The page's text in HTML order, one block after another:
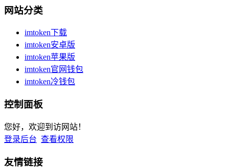
网站分类
imtoken下载
imtoken安卓版
imtoken苹果版
imtoken官网钱包
imtoken冷钱包
控制面板
您好，欢迎到访网站！
登录后台 查看权限
友情链接